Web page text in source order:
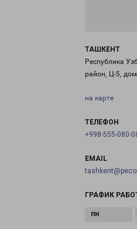
ТАШКЕНТ
Республика
район, Ц-5,
на карте
ТЕЛЕФОН
+998-555-080-
EMAIL
ГРАФИК